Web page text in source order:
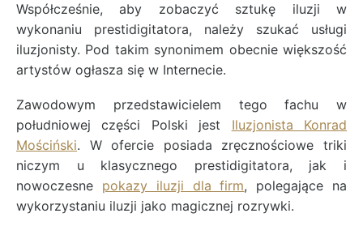
Współcześnie, aby zobaczyć sztukę iluzji w
wykonaniu prestidigitatora, należy szukać usługi
iluzjonisty. Pod takim synonimem obecnie większość
artystów ogłasza się w Internecie.
Zawodowym przedstawicielem tego fachu w
południowej części Polski jest Iluzjonista Konrad
Mościński. W ofercie posiada zręcznościowe triki
niczym u klasycznego prestidigitatora, jak i
nowoczesne pokazy iluzji dla firm, polegające na
wykorzystaniu iluzji jako magicznej rozrywki.